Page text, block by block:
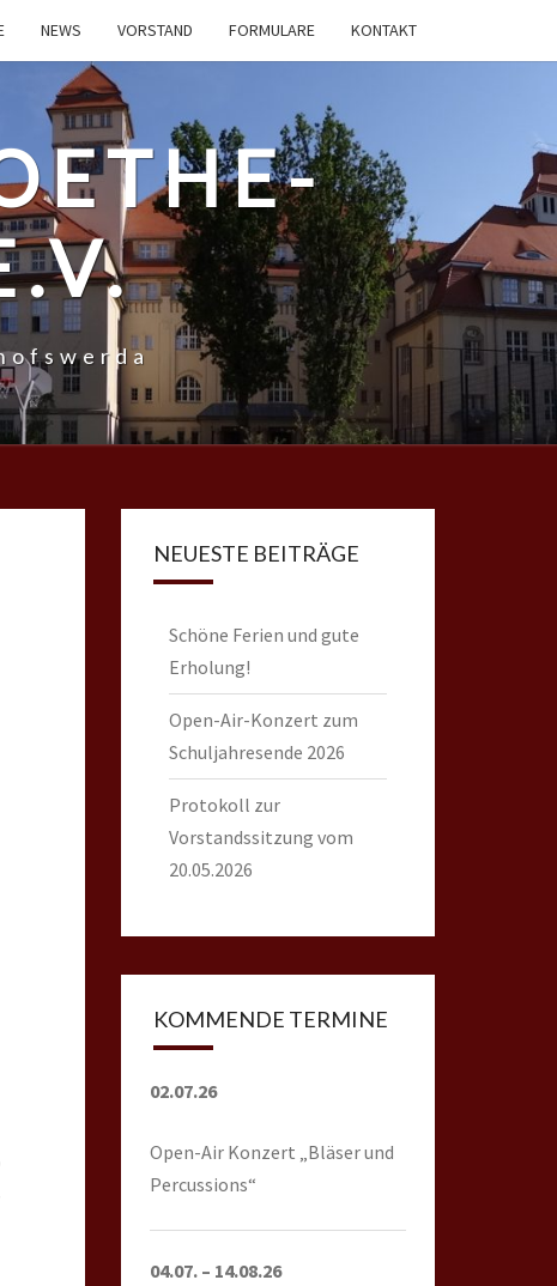
NEWS VORSTAND FORMULARE KONTAKT
NEUESTE BEITRÄGE
Schöne Ferien und gute
Erholung!
Open-Air-Konzert zum
Schuljahresende 2026
Protokoll zur
Vorstandssitzung vom
20.05.2026
KOMMENDE TERMINE
02.07.26
Open-Air Konzert „Bläser und
Percussions“
04.07. – 14.08.26